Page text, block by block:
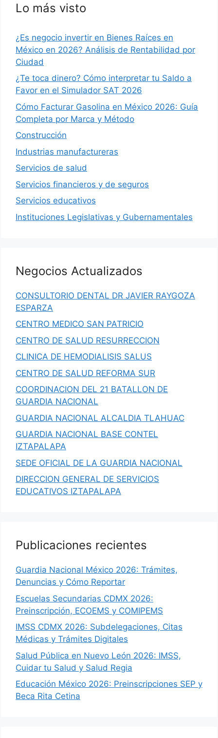
Lo más visto
¿Es negocio invertir en Bienes Raíces en
México en 2026? Análisis de Rentabilidad por
Ciudad
¿Te toca dinero? Cómo interpretar tu Saldo a
Favor en el Simulador SAT 2026
Cómo Facturar Gasolina en México 2026: Guía
Completa por Marca y Método
Construcción
Industrias manufactureras
Servicios de salud
Servicios financieros y de seguros
Servicios educativos
Instituciones Legislativas y Gubernamentales
Negocios Actualizados
CONSULTORIO DENTAL DR JAVIER RAYGOZA
ESPARZA
CENTRO MEDICO SAN PATRICIO
CENTRO DE SALUD RESURRECCION
CLINICA DE HEMODIALISIS SALUS
CENTRO DE SALUD REFORMA SUR
COORDINACION DEL 21 BATALLON DE
GUARDIA NACIONAL
GUARDIA NACIONAL ALCALDIA TLAHUAC
GUARDIA NACIONAL BASE CONTEL
IZTAPALAPA
SEDE OFICIAL DE LA GUARDIA NACIONAL
DIRECCION GENERAL DE SERVICIOS
EDUCATIVOS IZTAPALAPA
Publicaciones recientes
Guardia Nacional México 2026: Trámites,
Denuncias y Cómo Reportar
Escuelas Secundarias CDMX 2026:
Preinscripción, ECOEMS y COMIPEMS
IMSS CDMX 2026: Subdelegaciones, Citas
Médicas y Trámites Digitales
Salud Pública en Nuevo León 2026: IMSS,
Cuidar tu Salud y Salud Regia
Educación México 2026: Preinscripciones SEP y
Beca Rita Cetina